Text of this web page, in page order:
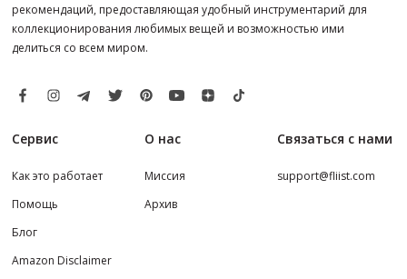
рекомендаций, предоставляющая удобный инструментарий для
коллекционирования любимых вещей и возможностью ими
делиться со всем миром.
Сервис
Как это работает
Помощь
Блог
Amazon Disclaimer
О нас
Миссия
Архив
Связаться с нами
support@fliist.com